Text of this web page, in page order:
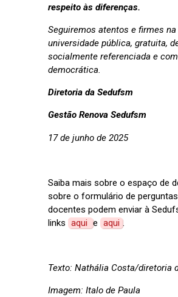
respeito às diferenças.
Seguiremos atentos e firmes na
universidade pública, gratuita,
socialmente referenciada e
democrática.
Diretoria da Sedufsm
Gestão Renova Sedufsm
17 de junho de 2025
Saiba mais sobre o espaço de
sobre o formulário de
docentes podem enviar à
links aqui e aqui .
Texto: Nathália Costa/diretoria
Imagem: Italo de Paula